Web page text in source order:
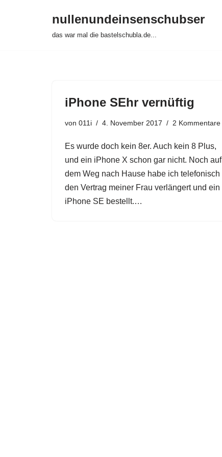
nullenundeinsenschubser
das war mal die bastelschubla.de...
iPhone SEhr vernüftig
von 011i 4. November 2017 2 Kommentare
Es wurde doch kein 8er. Auch kein 8 Plus,
und ein iPhone X schon gar nicht. Noch auf
dem Weg nach Hause habe ich telefonisch
den Vertrag meiner Frau verlängert und ein
iPhone SE bestellt.…